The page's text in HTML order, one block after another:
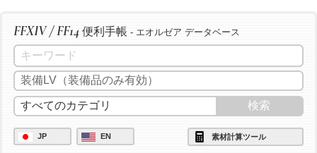
FFXIV / FF14 便利手帳 - エオルゼア データベース
JP EN 素材計算ツール